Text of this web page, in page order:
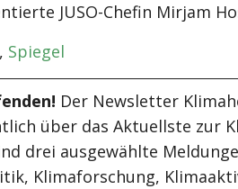
JUSO-Chefin Mirjam
, Spiegel
Der Newsletter
über das Aktuellste zur
drei ausgewählte
Klimaforschung,